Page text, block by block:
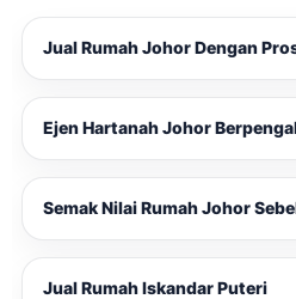
Jual Rumah Johor Dengan
Ejen Hartanah Johor
Semak Nilai Rumah Johor
Jual Rumah Iskandar Puteri